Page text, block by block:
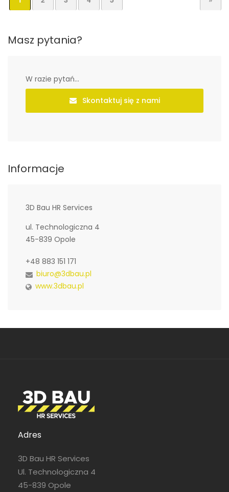
Masz pytania?
W razie pytań...
Skontaktuj się z nami
Informacje
3D Bau HR Services
ul. Technologiczna 4
45-839 Opole
+48 883 151 171
biuro@3dbau.pl
www.3dbau.pl
Adres
3D Bau HR Services
Ul. Technologiczna 4
45-839 Opole